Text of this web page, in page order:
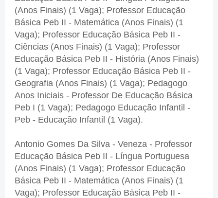
(Anos Finais) (1 Vaga); Professor Educação
Básica Peb II - Matemática (Anos Finais) (1
Vaga); Professor Educação Básica Peb II -
Ciências (Anos Finais) (1 Vaga); Professor
Educação Básica Peb II - História (Anos Finais)
(1 Vaga); Professor Educação Básica Peb II -
Geografia (Anos Finais) (1 Vaga); Pedagogo
Anos Iniciais - Professor De Educação Básica
Peb I (1 Vaga); Pedagogo Educação Infantil -
Peb - Educação Infantil (1 Vaga).
Antonio Gomes Da Silva - Veneza - Professor
Educação Básica Peb II - Língua Portuguesa
(Anos Finais) (1 Vaga); Professor Educação
Básica Peb II - Matemática (Anos Finais) (1
Vaga); Professor Educação Básica Peb II -